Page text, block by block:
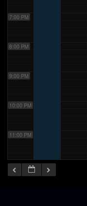
7:00 PM
8:00 PM
9:00 PM
10:00 PM
11:00 PM